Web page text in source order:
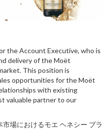
the Account Executive, who is
delivery of the Moët
This position is
opportunities for the Moët
with existing
valuable partner to our
場におけるモエ ヘネシー ブラ